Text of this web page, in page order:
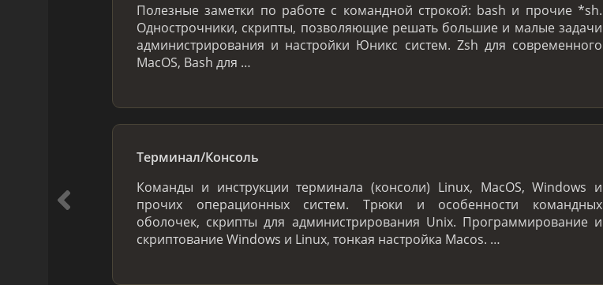
Полезные заметки по работе с командной строкой: bash и прочие *sh.
Однострочники, скрипты, позволяющие решать большие и малые задачи
администрирования и настройки Юникс систем. Zsh для современного
MacOS, Bash для …
Терминал/Консоль
Команды и инструкции терминала (консоли) Linux, MacOS, Windows и
прочих операционных систем. Трюки и особенности командных
оболочек, скрипты для администрирования Unix. Программирование и
скриптование Windows и Linux, тонкая настройка Macos. …